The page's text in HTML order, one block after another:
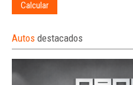
Calcular
Autos destacados